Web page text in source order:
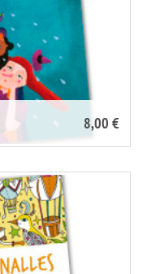
8,00 €